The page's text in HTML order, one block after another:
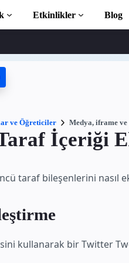
öğrenin
Etkinlikler Blog
ve Öğreticiler Medya, iframe
İçeriği
taraf bileşenlerini nasıl
kullanarak bir Twitter